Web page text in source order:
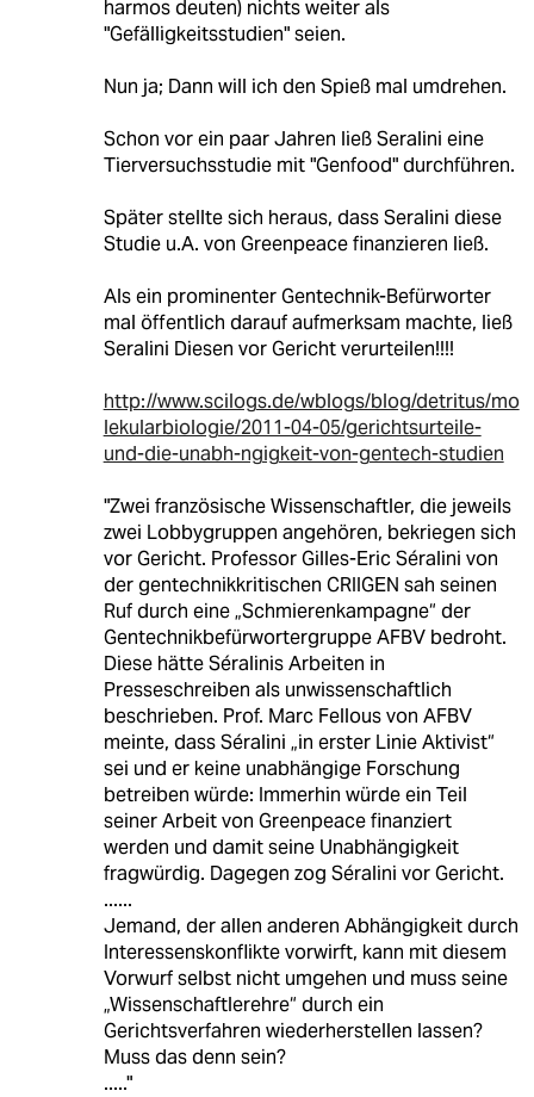
harmos deuten) nichts weiter als
"Gefälligkeitsstudien" seien.
Nun ja; Dann will ich den Spieß mal umdrehen.
Schon vor ein paar Jahren ließ Seralini eine
Tierversuchsstudie mit "Genfood" durchführen.
Später stellte sich heraus, dass Seralini diese
Studie u.A. von Greenpeace finanzieren ließ.
Als ein prominenter Gentechnik-Befürworter
mal öffentlich darauf aufmerksam machte, ließ
Seralini Diesen vor Gericht verurteilen!!!!
http://www.scilogs.de/wblogs/blog/detritus/mo
lekularbiologie/2011-04-05/gerichtsurteile-
und-die-unabh-ngigkeit-von-gentech-studien
"Zwei französische Wissenschaftler, die jeweils
zwei Lobbygruppen angehören, bekriegen sich
vor Gericht. Professor Gilles-Eric Séralini von
der gentechnikkritischen CRIIGEN sah seinen
Ruf durch eine „Schmierenkampagne“ der
Gentechnikbefürwortergruppe AFBV bedroht.
Diese hätte Séralinis Arbeiten in
Presseschreiben als unwissenschaftlich
beschrieben. Prof. Marc Fellous von AFBV
meinte, dass Séralini „in erster Linie Aktivist“
sei und er keine unabhängige Forschung
betreiben würde: Immerhin würde ein Teil
seiner Arbeit von Greenpeace finanziert
werden und damit seine Unabhängigkeit
fragwürdig. Dagegen zog Séralini vor Gericht.
......
Jemand, der allen anderen Abhängigkeit durch
Interessenskonflikte vorwirft, kann mit diesem
Vorwurf selbst nicht umgehen und muss seine
„Wissenschaftlerehre“ durch ein
Gerichtsverfahren wiederherstellen lassen?
Muss das denn sein?
....."